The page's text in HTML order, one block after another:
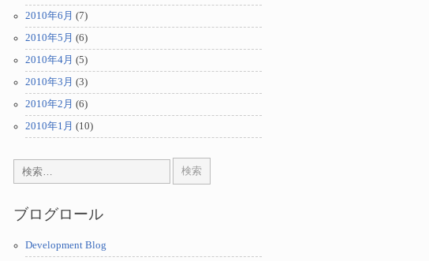
2010年6月 (7)
2010年5月 (6)
2010年4月 (5)
2010年3月 (3)
2010年2月 (6)
2010年1月 (10)
ブログロール
Development Blog